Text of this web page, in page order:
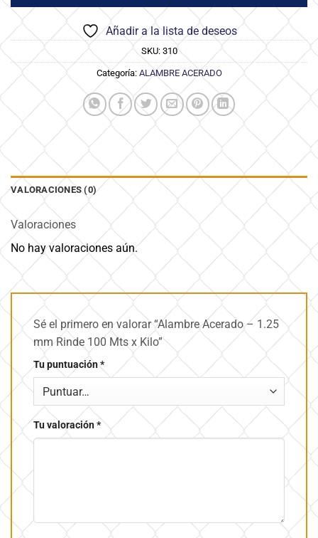
Añadir a la lista de deseos
SKU: 310
Categoría: ALAMBRE ACERADO
VALORACIONES (0)
Valoraciones
No hay valoraciones aún.
Sé el primero en valorar “Alambre Acerado – 1.25
mm Rinde 100 Mts x Kilo”
Tu puntuación*
Tu valoración*